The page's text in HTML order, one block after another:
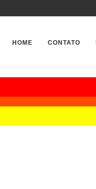
HOME CONTATO